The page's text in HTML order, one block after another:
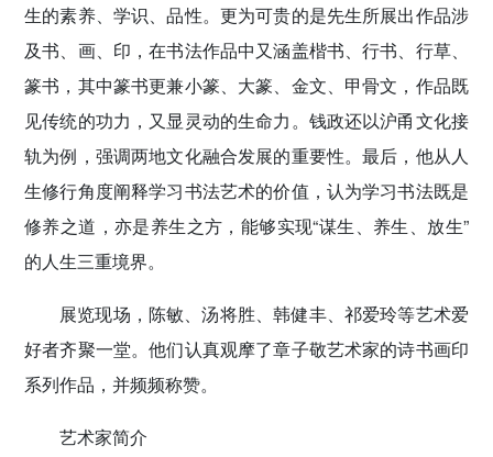
生的素养、学识、品性。更为可贵的是先生所展出作品涉
及书、画、印，在书法作品中又涵盖楷书、行书、行草、
篆书，其中篆书更兼小篆、大篆、金文、甲骨文，作品既
见传统的功力，又显灵动的生命力。钱政还以沪甬文化接
轨为例，强调两地文化融合发展的重要性。最后，他从人
生修行角度阐释学习书法艺术的价值，认为学习书法既是
修养之道，亦是养生之方，能够实现“谋生、养生、放生”
的人生三重境界。
展览现场，陈敏、汤将胜、韩健丰、祁爱玲等艺术爱
好者齐聚一堂。他们认真观摩了章子敬艺术家的诗书画印
系列作品，并频频称赞。
艺术家简介